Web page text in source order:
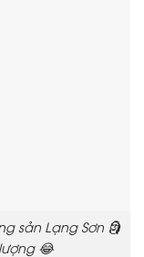
sản Lạng Sơn 🗿
😂